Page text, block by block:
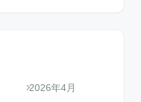
2026年4月